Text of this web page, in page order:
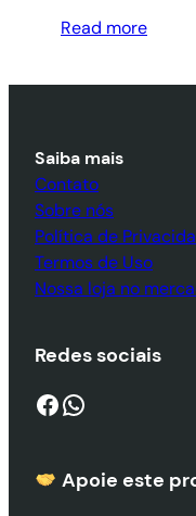
Read more
Saiba mais
Contato
Sobre nós
Política de
Termos de Uso
Nossa loja no
Redes sociais
Facebook WhatsApp
Apoie este